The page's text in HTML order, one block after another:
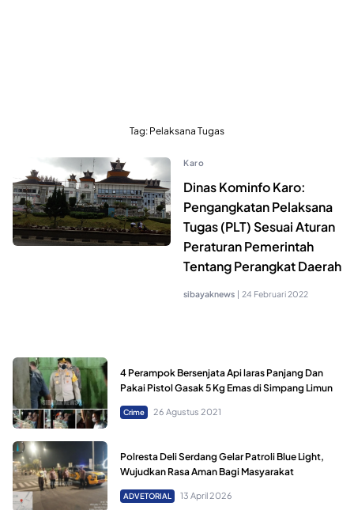
Tag: Pelaksana Tugas
Karo
Dinas Kominfo Karo:
Pengangkatan Pelaksana
Tugas (PLT) Sesuai Aturan
Peraturan Pemerintah
Tentang Perangkat Daerah
sibayaknews | 24 Februari 2022
4 Perampok Bersenjata Api laras Panjang Dan
Pakai Pistol Gasak 5 Kg Emas di Simpang Limun
Crime 26 Agustus 2021
Polresta Deli Serdang Gelar Patroli Blue Light,
Wujudkan Rasa Aman Bagi Masyarakat
ADVETORIAL 13 April 2026